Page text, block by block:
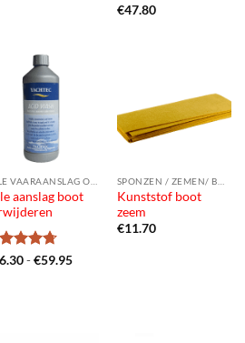
Gewaardeerd
€47.80
aanslag boot
- €59.95Prijsklasse:
Kunststof boot
zeem
€11.70